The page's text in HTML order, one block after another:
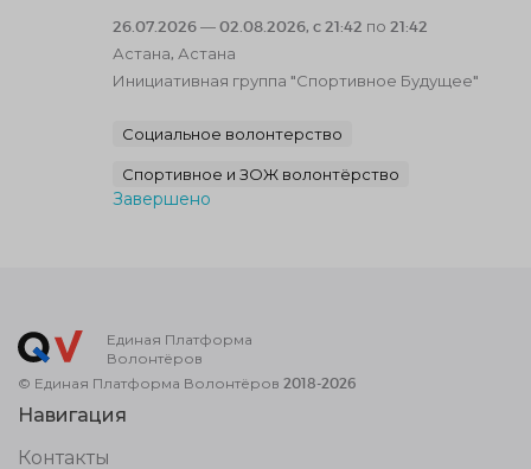
26.07.2026 — 02.08.2026, c 21:42 по 21:42
Астана, Астана
Инициативная группа "Спортивное Будущее"
Социальное волонтерство
Спортивное и ЗОЖ волонтёрство
Завершено
Единая Платформа
Волонтёров
© Единая Платформа Волонтёров 2018-2026
Навигация
Контакты